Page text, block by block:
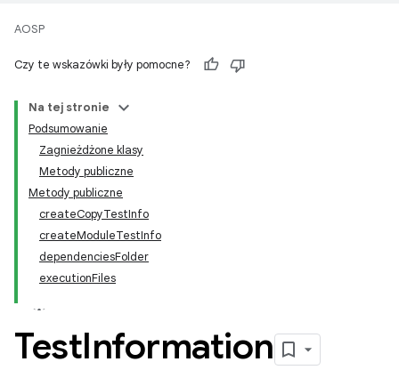
AOSP
Czy te wskazówki były pomocne?
Na tej stronie
Podsumowanie
Zagnieżdżone klasy
Metody publiczne
Metody publiczne
createCopyTestInfo
createModuleTestInfo
dependenciesFolder
executionFiles
TestInformation